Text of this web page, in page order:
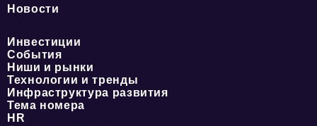
Новости
Инвестиции
События
Ниши и рынки
Технологии и тренды
Инфраструктура развития
Тема номера
HR